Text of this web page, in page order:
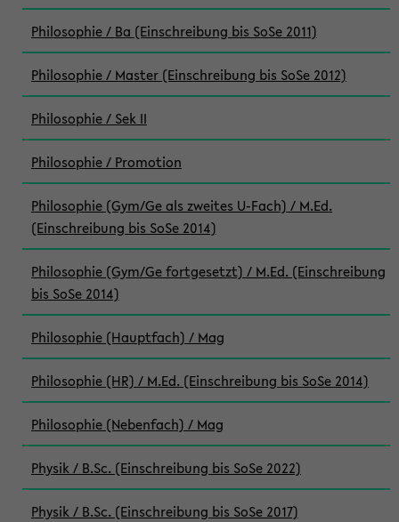
Philosophie / Ba (Einschreibung bis SoSe 2011)
Philosophie / Master (Einschreibung bis SoSe 2012)
Philosophie / Sek II
Philosophie / Promotion
Philosophie (Gym/Ge als zweites U-Fach) / M.Ed.
(Einschreibung bis SoSe 2014)
Philosophie (Gym/Ge fortgesetzt) / M.Ed. (Einschreibung
bis SoSe 2014)
Philosophie (Hauptfach) / Mag
Philosophie (HR) / M.Ed. (Einschreibung bis SoSe 2014)
Philosophie (Nebenfach) / Mag
Physik / B.Sc. (Einschreibung bis SoSe 2022)
Physik / B.Sc. (Einschreibung bis SoSe 2017)